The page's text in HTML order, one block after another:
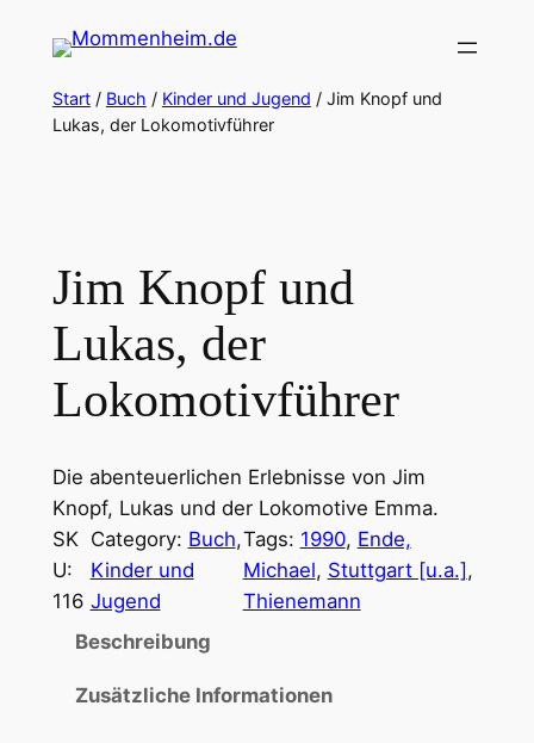
Inhalt
springen
Start/ Buch / Kinder und Jugend / Jim Knopf und
Lukas, der Lokomotivführer
Jim Knopf und
Lukas, der
Lokomotivführer
Die abenteuerlichen Erlebnisse von Jim
Knopf, Lukas und der Lokomotive Emma.
SK
U:
116
Category: Buch ,
Kinder und
Jugend
Tags: 1990, Ende,
Michael, Stuttgart [u.a.]
Thienemann
Beschreibung
Zusätzliche Informationen